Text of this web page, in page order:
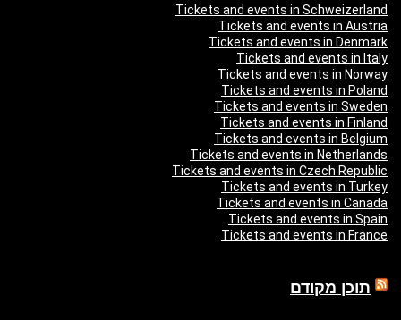
Tickets and events in Schweizerland
Tickets and events in Austria
Tickets and events in Denmark
Tickets and events in Italy
Tickets and events in Norway
Tickets and events in Poland
Tickets and events in Sweden
Tickets and events in Finland
Tickets and events in Belgium
Tickets and events in Netherlands
Tickets and events in Czech Republic
Tickets and events in Turkey
Tickets and events in Canada
Tickets and events in Spain
Tickets and events in France
תוכן מקודם